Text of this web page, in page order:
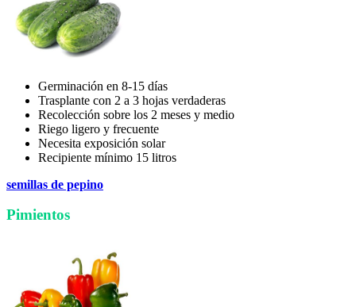
Germinación en 8-15 días
Trasplante con 2 a 3 hojas verdaderas
Recolección sobre los 2 meses y medio
Riego ligero y frecuente
Necesita exposición solar
Recipiente mínimo 15 litros
semillas de pepino
Pimientos